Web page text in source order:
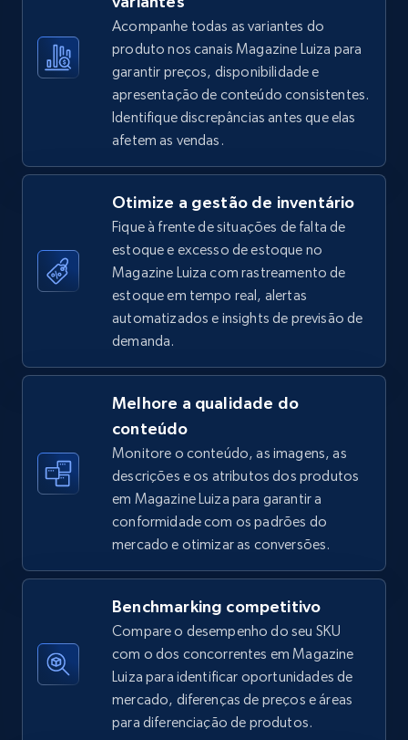
668+ Comece agora
TikTok Shop - Collect TikTok shop products
by keywords search
price, Final price, Discount percent, and more.
668+ Comece agora
TikTok Shop - discover records by shop url
URL, Title, Available, Description, Currency, Initial
price, Final price, Discount percent, and more.
Amazon sellers info
Seller id, URL, Seller name, Description, Detailed
info, Stars, Feedbacks, Return policy, and more.
378+ Comece agora
URL, Product id, Title, Seller name, Seller rating,
Acompanhe todas as variantes do
produto nos canais Magazine Luiza para
garantir preços, disponibilidade e
apresentação de conteúdo consistentes.
Identifique discrepâncias antes que elas
afetem as vendas.
Otimize a gestão de inventário
Fique à frente de situações de falta de
estoque e excesso de estoque no
Magazine Luiza com rastreamento de
estoque em tempo real, alertas
automatizados e insights de previsão de
demanda.
Melhore a qualidade do
conteúdo
Monitore o conteúdo, as imagens, as
descrições e os atributos dos produtos
em Magazine Luiza para garantir a
conformidade com os padrões do
mercado e otimizar as conversões.
Benchmarking competitivo
Compare o desempenho do seu SKU
com o dos concorrentes em Magazine
Luiza para identificar oportunidades de
mercado, diferenças de preços e áreas
para diferenciação de produtos.